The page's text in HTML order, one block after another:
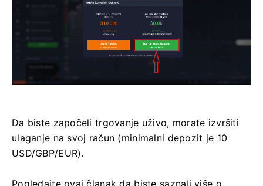
Da biste započeli trgovanje uživo, morate izvršiti
ulaganje na svoj račun (minimalni depozit je 10
USD/GBP/EUR).